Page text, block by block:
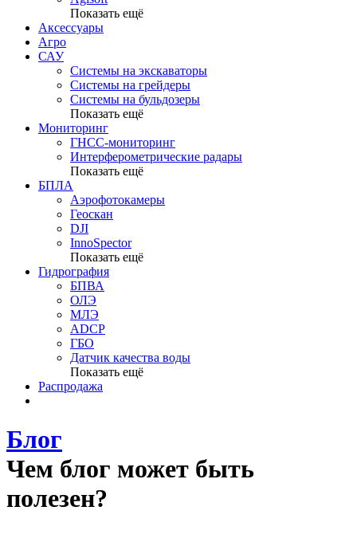
Показать ещё
Аксессуары
Агро
САУ
Системы на экскаваторы
Системы на грейдеры
Системы на бульдозеры
Показать ещё
Мониторинг
ГНСС-мониторинг
Интерферометрические радары
Показать ещё
БПЛА
Аэрофотокамеры
Геоскан
DJI
InnoSpector
Показать ещё
Гидрография
БПВА
ОЛЭ
МЛЭ
ADCP
ГБО
Датчик качества воды
Показать ещё
Распродажа
Блог
Чем блог может быть
полезен?